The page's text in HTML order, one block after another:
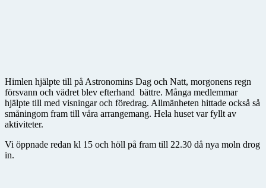
Himlen hjälpte till på Astronomins Dag och Natt, morgonens regn
försvann och vädret blev efterhand bättre. Många medlemmar
hjälpte till med visningar och föredrag. Allmänheten hittade också så
småningom fram till våra arrangemang. Hela huset var fyllt av
aktiviteter.
Vi öppnade redan kl 15 och höll på fram till 22.30 då nya moln drog
in.